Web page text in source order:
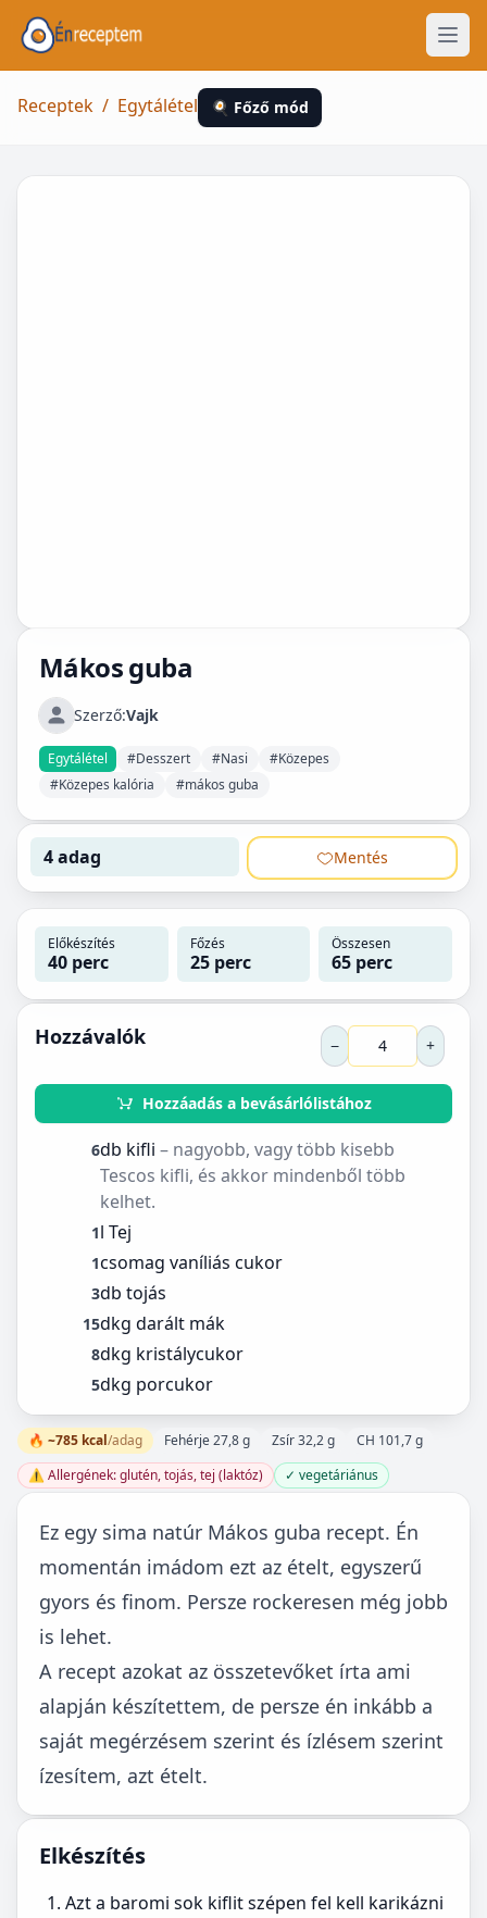
Receptek / Egytálétel 🍳 Főző mód
Mákos guba
Szerző:Vajk
Egytálétel #Desszert #Nasi
#Közepes
#Közepes kalória
#mákos guba
4 adag Mentés
Előkészítés
40 perc
Főzés
25 perc
Összesen
65 perc
Hozzávalók − +
Hozzáadás a bevásárlólistához
6db kifli – nagyobb, vagy több kisebb
Tescos kifli, és akkor mindenből több
kelhet.
1l Tej
1csomag vaníliás cukor
3db tojás
15dkg darált mák
8dkg kristálycukor
5dkg porcukor
🔥 ~785 kcal/adag Fehérje 27,8 g Zsír 32,2 g
CH 101,7 g
⚠️ Allergének: glutén, tojás, tej (laktóz)
✓ vegetáriánus
Ez egy sima natúr Mákos guba recept. Én
momentán imádom ezt az ételt, egyszerű
gyors és finom. Persze rockeresen még jobb
is lehet.
A recept azokat az összetevőket írta ami
alapján készítettem, de persze én inkább a
saját megérzésem szerint és ízlésem szerint
ízesítem, azt ételt.
Elkészítés
Azt a baromi sok kiflit szépen fel kell karikázni